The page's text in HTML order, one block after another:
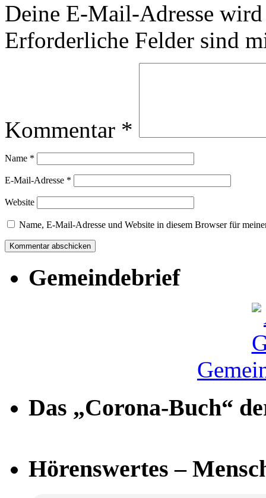
Deine E-Mail-Adresse
Erforderliche Felder sind
Kommentar *
Name *
E-Mail-Adresse *
Website
Name, E-Mail-Adresse und Website in diesem Browser für
Gemeindebrief
Das „Corona-Buch“
Hörenswertes –